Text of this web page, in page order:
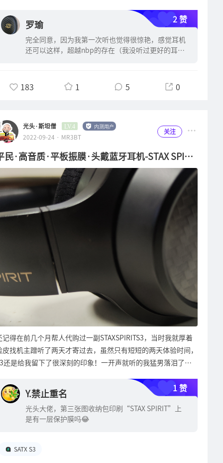
听的，我也就极个别时候试了试它的极限而已。A100的低频下
很不错，5寸书架箱官方说能做到52Hz这看上去似乎有点不可思
，到听太鼓的时候是真的感觉到整座鼓是放置于地面出了声的，
所谓的“砸脚面”感，配合低不多不少的量感来衡量（我个人主
了一下就会漏掉低频的很多细节，而且我有理由怀疑A100如果
出来。所以这个价位下选择保留质感不跟风增加低频量感的做法
十分认可，做出自己的风格不跟风才有大厂风范！至于那些低频
，厂家也留了个后手了请他们自行解决哈（低音炮输出口）！数
解码电路部分，A100就有点不太够看了，不过这也许是因为我
用了价格与A100几乎持平的解码耳放一体机的原因吧，当我现
实际AB切换对比自带USB和钰龙天鹰座的时候就发现自带部分
声场打不开，都集中在两个喇叭的中间这个区域，分离度和松弛
度和天鹰座还是有着很大的差距的。使用天鹰座输入时就好像在
剧院中排听现场，所有的乐器和歌者的辩位都能听的无比的精
，歌者的口型也比较精致，时不时的还能听到一些以前忽略掉的
细节。声场的横向纵向都有一定规模感，伴奏和歌声能很和谐的
存，没有人声抢乐器或者乐器压人声的感觉，整体音色也宽松、
致、慢条斯理的优雅。低频在突然需要爆发的时候也不软脚，干
利落。而切换到内置USB更像是封闭式耳机没推开一样的感觉，
处要不省略300字吧，反正不难听，但远达不到搭配天鹰座的水
，有条件的朋友们还是上一台好点的解码享受它的完全体吧。虽
我很明白漫步者出的高端系列有源音箱的本意是想让入门烧友不
折腾一条USB线解决整条链路出声，但实际效果我听到的确实是
置的不够优秀没有达到我想要的水平，但是换位思考一下如果我
是刚入门的初烧好像也不会那么纠结这个问题，声音差点没关
，冲这个光亮有质感的颜值去买它已足够打动人了，而且日后听
的器材多了再又有钱了还可以继续冲击下一座高峰，加个强一点
解码器，用上更高级的线材，彻底解锁A100的完全体，这个过
本身也是一种乐趣。这个箱子从去年9月初收到快递起，我就收
去风格我也是喜欢的，而且应付大动态场景时Q5更加的游刃有
头行走时接打电话都可以轻声细语的，丝毫不受环境噪音打扰，
正做到了优雅永不过时（前提得你的手机是火龙三条八以上，哀
用户无福消受）。接下来就得挑点使用体验上的小毛病了：说实
S3的重量对我这个习武之人不算重了，毕竟我在家里主力头戴
，戴头上感觉我就像COS洛克人似的。外表看上去滑稽就还能
，毕竟现在全国都在普及骑电动车强制佩戴头盔了，你还戴什么
戴耳机哈！但要是在步行的时候听S3，没有了且风声的影响，
的吐槽一下这个续航，一个月了都有电，漫步者的工程师们就没
为我的马大哈病考虑过吗？一自信起来我都不去看电量显示了，
如等到一个半月过后突然没电了这才想起来我忘了充电，想听的
候没的听怎么办？你们有为我考虑过吗？额，不对，其实我还是
记得检查耳机电量的，毕竟我是有2副TWS+2副头戴+1副颈挂蓝
耳机还有个飞傲BTR7的闷骚中年男人，虽然我不可能每天都翻
们的牌，但是时不时还是会想起来是时候给宝贝儿们充电了。凡
赛一下哈！再吐槽一个头梁异响问题。不过这好像是个头戴都存
，就没有谁能完全避免这个问题发生的，提到这个是要给潜在消
者们提个醒，毕竟我是见过不少有洁癖的人不接受耳机有任何异
的。提到异响，顺便还能提到下电流声问题的，S3在高频段确
会有一点电流声，这也是年轻烧友们比较在乎的问题集中点了。
过我是从90年代末期开始接触各种随身听器材的，当年的随身
备底噪水平看账面普遍都是在90db上下，所以从那个年代过来
我表示就S3这么一点点的底噪真的没什么了，起码我是接受
，音乐响起来的时候能盖过去对我都不是事儿，毕竟也没几个人
S3来当隔音耳机用不放音乐就愣戴着来遮盖噪音吧？S3音质这
也有一些心得分享：操作逻辑上对于就3个实体按键来说算是很
用的了，非常的符合直觉不反人类，甚至我都不看说明书和APP
置都能盲按成功所有功。按键微动开关手感是我有摸过的头戴蓝
耳机里手感最好的了，不知道有没特别用了什么好料在里边。但
把耳罩壳部分做成触控板通过手势对耳机进行操作，其优势我个
声音表现，这也太划算了吧？当场就种草想缓几个月在买了。毕
我的童年债还有好多要还的不可能说买就买哈！结果等着等着，
等到了这次的活动。收到S3开始我是每天都带身边在听，各种
景各种音乐类型基本都试过了。先来一波省流吧：S3耳机值得
面慢慢分解哈：首先我们周知S3在营销宣传时提到的最大卖点
是平板振膜，这种振膜最大的优点应该不少人都知道：极低的失
去网络上考证，漫步者的平板振膜技术大概率是源自于美国
的，因为这是漫步者入股的一家美国企业，同时漫步者还
购了日本STAX品牌，这又是日本一家静电耳机生产厂商。静电
声器和平板扬声器的原理大同小异，主要区别在于磁场的驱动方
，从结果上来看都是让一整张膜片规规矩矩的进行运动，从而把
真度控制到极低水平。我们嘴里经常提到的HiFi一词就是High-
高度保真的意思，而我们常见的HiFi头戴耳机多为清一色
动圈单元，这是技术最成熟成本也相对是造价最低的一种驱动形
了，工作原理其实跟电动机有点类似，电动机是利用定子上磁方
的转换让转子进行圆周运动，而动圈单元是给线圈通电产生与磁
相互吸斥的极性从而带动振膜震动从而发声，但因为线圈是固定
振膜的中央部分，所以震动的不可控性相对是较大的，这就带来
相对较高的失真。而平板振膜和静电振膜则是把线圈均匀的印刷
振膜表面，加上材料学不断进步可以把振膜做的更薄且更坚固，
就基本可以让整张振膜大部分面积内都可以产生磁力，振膜运动
可控性就很强，也就是大家经常听到的平板振膜先天优势了。总
就是一句话：同样尺寸的一张振膜我只拉着中心一个圈在动是肯
，不懂来评论区我们继续研讨哈！我也不是专业设计耳机单元
，仅凭自己的理解尽可能直观表达，如有哪里错漏了欢迎指正。
处摆几张原理图先：、由于平板和静电两种振膜形式都需要驱动
多的线圈数量，所以线圈的布置也会随之增多，对驱动电路部分
电流需求就更大了，这就是所谓的平板耳机不易驱动的原理了。
去的随身耳机放大电路都受限于续航问题会限制输出功率，导致
板耳机无法在消费级市场上普及。而这几年的耳机市场里可谓是
就有一颗方形平面振膜单元）。这足以证明科技进步带来的芯片
罗瑜
完全同意，因为我第一次听也觉得很惊艳，感觉耳机
还可以这样，超越nbp的存在（我没听过更好的耳
也说不出到底哪里好，但是光头哥说得好啊:耳朵收
货！😁😁😁
2 赞
183 1 5 0
光头·斯坦僧 LV.4 内测用户
2022-09-24 · MR3BT
关注
民·高音质·平板振膜·头戴蓝牙耳机-STAX SPIRIT
开箱
记得在前几个月帮人代购过一副STAXSPIRITS3，当时我就厚着
皮找机主蹭听了两天才寄过去，虽然只有短短的两天体验时间，
还是给我留下了很深刻的印象！一开声就听的我猛男落泪了，
8月份公布了众测活动，我果断报名了。最终有幸通过拿到了
，这下可以深度体验一个月时间了！废话少说，就先给大家开
箱流流口水吧……收到快递，第一时间从物流包装箱内掏出真正
包装盒。S3包装盒的外壳全部为纸板，表面的激光印刷非常的
一样感觉，非常的上档次，一看就让人联想到这应该是高端产
Y.禁止重名
光头大佬，第三张图收纳包印刷“STAX SPIRIT”上
是有一层保护膜吗😂
1 赞
SATX S3